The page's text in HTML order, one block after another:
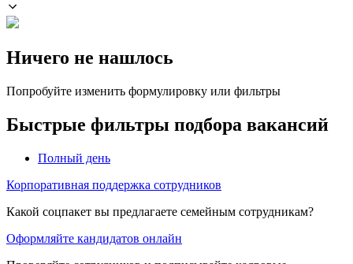
Ничего не нашлось
Попробуйте изменить формулировку или фильтры
Быстрые фильтры подбора вакансий
Полный день
Корпоративная поддержка сотрудников
Какой соцпакет вы предлагаете семейным сотрудникам?
Оформляйте кандидатов онлайн